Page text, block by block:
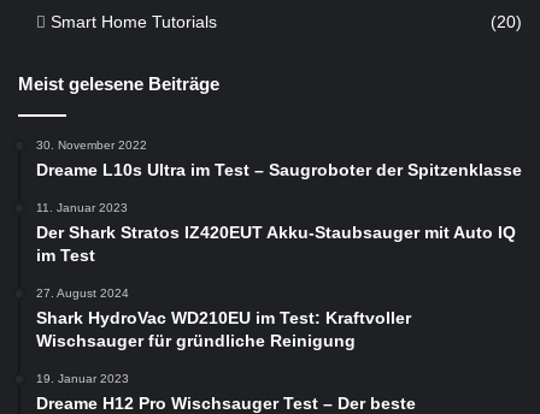
Smart Home Tutorials
(20)
Meist gelesene Beiträge
30. November 2022
Dreame L10s Ultra im Test – Saugroboter der Spitzenklasse
11. Januar 2023
Der Shark Stratos IZ420EUT Akku-Staubsauger mit Auto IQ
im Test
27. August 2024
Shark HydroVac WD210EU im Test: Kraftvoller
Wischsauger für gründliche Reinigung
19. Januar 2023
Dreame H12 Pro Wischsauger Test – Der beste